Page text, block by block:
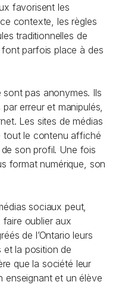
favorisent les
contexte, les règles
traditionnelles de
parfois place à des
pas anonymes. Ils
erreur et manipulés,
Les sites de médias
tout le contenu affiché
de son profil. Une fois
format numérique, son
sociaux peut,
faire oublier aux
de l’Ontario leurs
et la position de
que la société leur
enseignant et un élève